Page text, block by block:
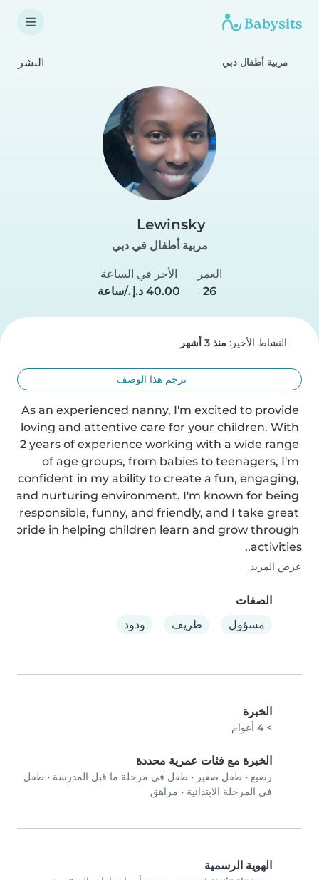
مربية أطفال دبي النشر
Lewinsky
مربية أطفال في دبي
العمر
26
الأجر في الساعة
النشاط الأخير: منذ 3 أشهر
ترجم هذا الوصف
As an experienced nanny, I'm excited to provide
loving and attentive care for your children. With
2 years of experience working with a wide range
of age groups, from babies to teenagers, I'm
confident in my ability to create a fun, engaging,
and nurturing environment. I'm known for being
responsible, funny, and friendly, and I take great
pride in helping children learn and grow through
activities..
عرض المزيد
الصفات
مسؤول
ظريف ودود
الخبرة
> 4 أعوام
الخبرة مع فئات عمرية محددة
رضيع • طفل صغير • طفل في مرحلة ما قبل المدرسة • طفل
في المرحلة الابتدائية • مراهق
الهوية الرسمية